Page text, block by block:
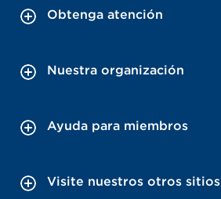
Obtenga atención
Nuestra organización
Ayuda para miembros
Visite nuestros otros sitios